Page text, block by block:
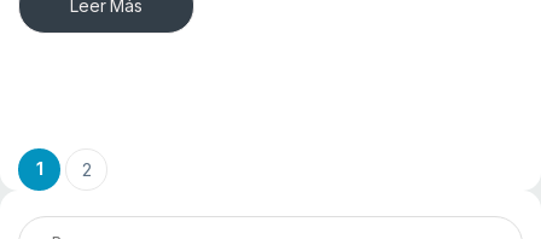
Leer Más
Paginación de entradas
1 2
Buscar: